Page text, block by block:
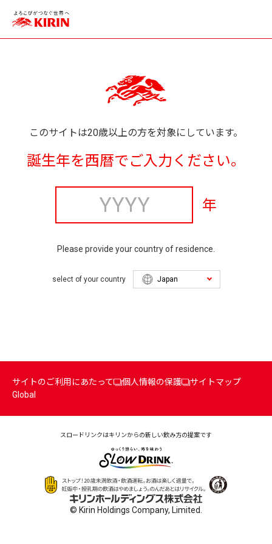
このサイトは20歳以上の方を対象にしています。
誕生年を西暦でご入力ください。
年
Please provide your country of residence.
select of your country
サイトのご利用にあたって 個人情報の保護
サイトマップ
Global
スロードリンクはキリンからの新しい飲み方の提案です
© Kirin Holdings Company, Limited.